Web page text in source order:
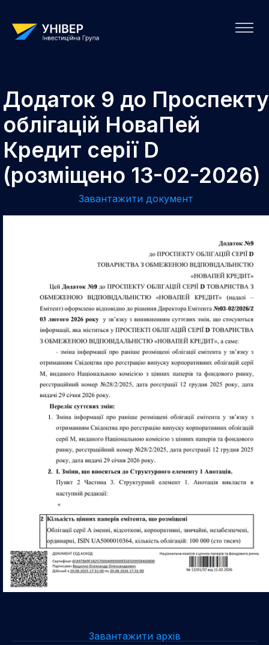
Додаток 9 до Проспекту
облігацій НоваПей
Кредит серії D
(розміщено 13-02-2026)
Завантажити документ
Завантажити архів